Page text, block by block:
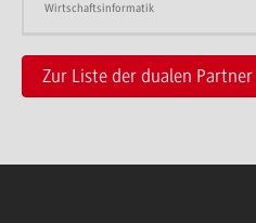
Wirtschaftsinformatik
Zur Liste der dualen Partner